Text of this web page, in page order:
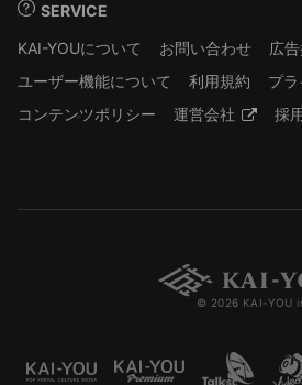
SERVICE
KAI-YOUについて
お問い合わせ
広
ユーザー機能について
利用規約
プ
コンテンツポリシー
運営会社 採
© 2026 KAI-YOU